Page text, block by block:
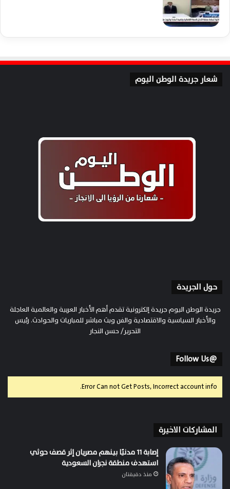
شعار جريدة الوطن اليوم
حول الجريدة
جريدة الوطن اليوم جريدة إلكترونية تقدم أهم الأخبار العربية والعالمية العاجلة
والأخبار السياسية والاقتصادية والفن وبث مباشر للمباريات والحوادث. رئيس
التحرير/ حسن النجار
@Follow Us
Error Can not Get Posts, Incorrect account info.
المشاركات الاخيرة
إصابة 11 مدنيًا بينهم مصريان إثر قصف حوثي
استهدف منطقة نجران السعودية
منذ دقيقتان